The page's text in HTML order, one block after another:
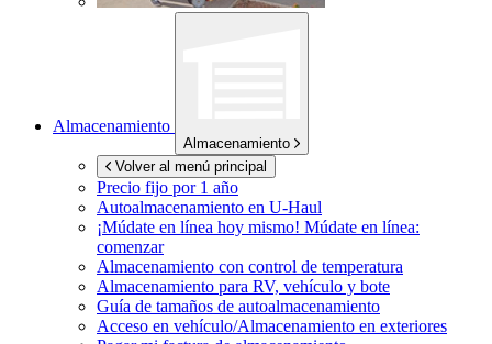
Almacenamiento
Almacenamiento
Volver al menú principal
Precio fijo por 1 año
Autoalmacenamiento en U-Haul
¡Múdate en línea hoy mismo! Múdate en línea:
comenzar
Almacenamiento con control de temperatura
Almacenamiento para RV, vehículo y bote
Guía de tamaños de autoalmacenamiento
Acceso en vehículo/Almacenamiento en exteriores